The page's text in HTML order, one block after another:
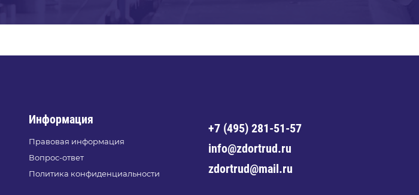
Информация
Правовая информация
Вопрос-ответ
Политика конфиденциальности
+7 (495) 281-51-57
info@zdortrud.ru
zdortrud@mail.ru